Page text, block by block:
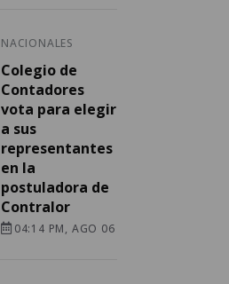
NACIONALES
Colegio de
Contadores
vota para elegir
a sus
representantes
en la
postuladora de
Contralor
04:14 PM, AGO 06